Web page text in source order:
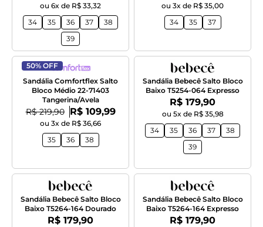
ou 6x de R$ 33,32
34
35 36 37
38
39
ou 3x de R$ 35,00
34
35 37
50% OFF
Sandália Comfortflex Salto
Bloco Médio 22-71403
Tangerina/Avela
De:
R$ 219,90 Por:
R$ 109,99
ou 3x de R$ 36,66
35
36 38
Sandália Bebecê Salto Bloco
Baixo T5254-064 Expresso
Por:
R$ 179,90
ou 5x de R$ 35,98
34
35 36 37
38
39
Sandália Bebecê Salto Bloco
Baixo T5264-164 Dourado
Por:
R$ 179,90
Sandália Bebecê Salto Bloco
Baixo T5264-164 Expresso
Por:
R$ 179,90